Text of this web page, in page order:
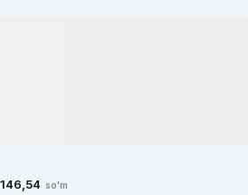
146,54 so'm